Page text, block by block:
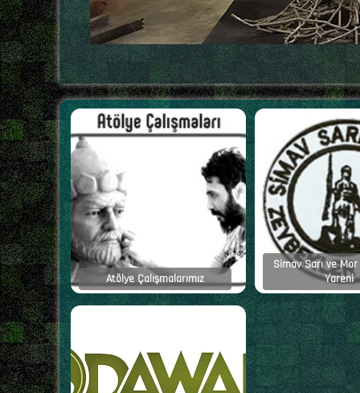
Atölye Çalışmalarımız
Simav Sarı ve
Yareni